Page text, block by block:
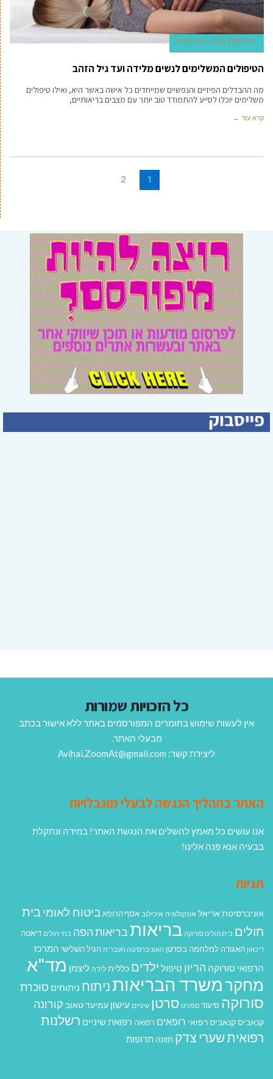
24 במרץ 2022 טור אורח
הטיפולים המשלימים לנשים מלידה ועד גיל הזהב
מה ההבדלים הפיזיים והנפשיים שמייחדים כל אישה באשר היא, ואילו טיפולים
משלימים יוכלו לסייע להתמודד טוב יותר עם מצבים בריאותיים,
קרא עוד ←
1
2
כל הזכויות שמורות
אין לעשות שימוש בחומרים המפורסמים באתר ללא אישור בכתב
מבעלי האתר.
ליצירת קשר: Avihai.ZoomAt@gmail.com
האתר בתהליך הנגשה לבעלי מוגבלויות
אנו עושים כל מאמץ להשלים את הנגשת האתר! במידה ונתקלת
בבעיה אנא פנה אלינו!
תגיות
אוניברסיטת אריאל אונקולוגיה איכילוב אסף הרופא ביטוח לאומיבית
חולים בית חולים סורוקה בריאותבריאות הפה בתי חולים דיאטה
דיכאון האגודה למלחמה בסרטן האוניברסיטה העברית הגיל השלישי המרכז
הרפואי סורוקה הריון טיפול ילדים כללית לידה ליצמן מד"א
מחקרמשרד הבריאותניתוח ניתוחים סוכרת
סורוקה סיעוד ספורט סרטן עיניים עישון עמיעד טאוב קורונה
קנאביסקנאביס רפואי רופאים רפואה רפואת שיניים רשלנות
רפואיתשערי צדק תזונה תרופות